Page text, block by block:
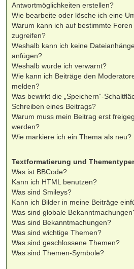
Antwortmöglichkeiten erstellen?
Wie bearbeite oder lösche ich eine
Warum kann ich auf bestimmte Foren
zugreifen?
Weshalb kann ich keine
anfügen?
Weshalb wurde ich verwarnt?
Wie kann ich Beiträge den
melden?
Was bewirkt die „Speichern“-
Schreiben eines Beitrags?
Warum muss mein Beitrag erst
werden?
Wie markiere ich ein Thema als neu?
Textformatierung und
Was ist BBCode?
Kann ich HTML benutzen?
Was sind Smileys?
Kann ich Bilder in meine Beiträge
Was sind globale
Was sind Bekanntmachungen?
Was sind wichtige Themen?
Was sind geschlossene Themen?
Was sind Themen-Symbole?